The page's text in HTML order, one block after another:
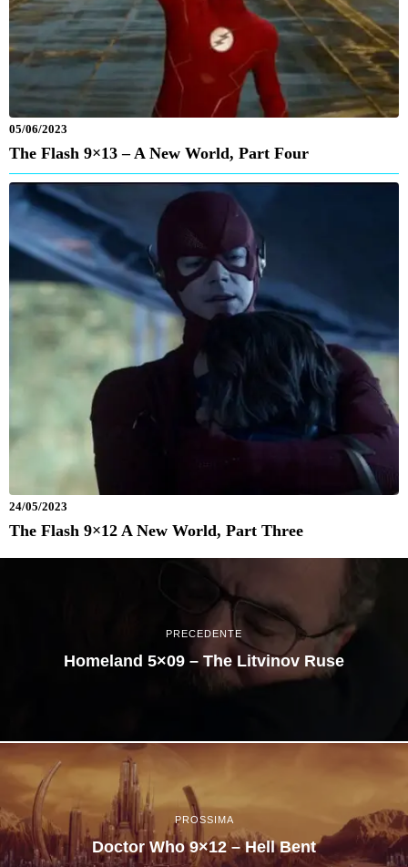
05/06/2023
The Flash 9×13 – A New World, Part Four
24/05/2023
The Flash 9×12 A New World, Part Three
PRECEDENTE
Homeland 5×09 – The Litvinov Ruse
PROSSIMA
Doctor Who 9×12 – Hell Bent